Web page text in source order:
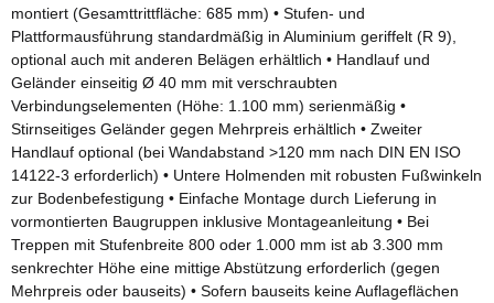
montiert (Gesamttrittfläche: 685 mm) • Stufen- und
Plattformausführung standardmäßig in Aluminium geriffelt (R 9),
optional auch mit anderen Belägen erhältlich • Handlauf und
Geländer einseitig Ø 40 mm mit verschraubten
Verbindungselementen (Höhe: 1.100 mm) serienmäßig •
Stirnseitiges Geländer gegen Mehrpreis erhältlich • Zweiter
Handlauf optional (bei Wandabstand >120 mm nach DIN EN ISO
14122-3 erforderlich) • Untere Holmenden mit robusten Fußwinkeln
zur Bodenbefestigung • Einfache Montage durch Lieferung in
vormontierten Baugruppen inklusive Montageanleitung • Bei
Treppen mit Stufenbreite 800 oder 1.000 mm ist ab 3.300 mm
senkrechter Höhe eine mittige Abstützung erforderlich (gegen
Mehrpreis oder bauseits) • Sofern bauseits keine Auflageflächen